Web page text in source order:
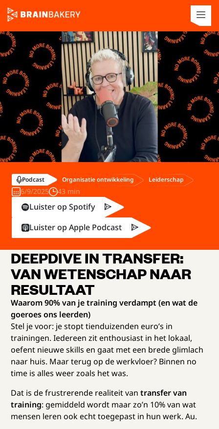
DEEPDIVE IN TRANSFER:
VAN WETENSCHAP NAAR
RESULTAAT
Waarom 90% van je training verdampt (en wat de
goeroes ons leerden)
Stel je voor: je stopt tienduizenden euro’s in
trainingen. Iedereen zit enthousiast in het lokaal,
oefent nieuwe skills en gaat met een brede glimlach
naar huis. Maar terug op de werkvloer? Binnen no
time is alles weer zoals het was.
Dat is de frustrerende realiteit vantransfer van
training: gemiddeld wordt maar zo’n 10% van wat
mensen leren ook echt toegepast in hun werk. Au.
Podcast Organisatie ontwikkeling Leiderschap
6/9/2025 43 min
Luister op Spotify
Luister op Apple Podcast